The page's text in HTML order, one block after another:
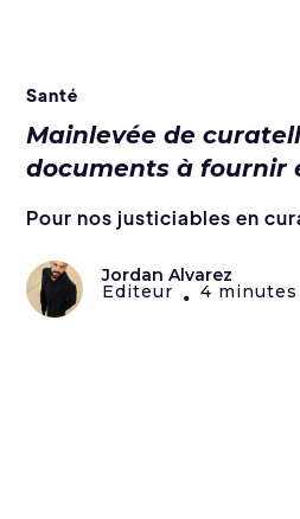
Santé
Mainlevée de
documents à fournir
Pour nos justiciables en
Jordan Alvarez
Editeur • 4 minutes